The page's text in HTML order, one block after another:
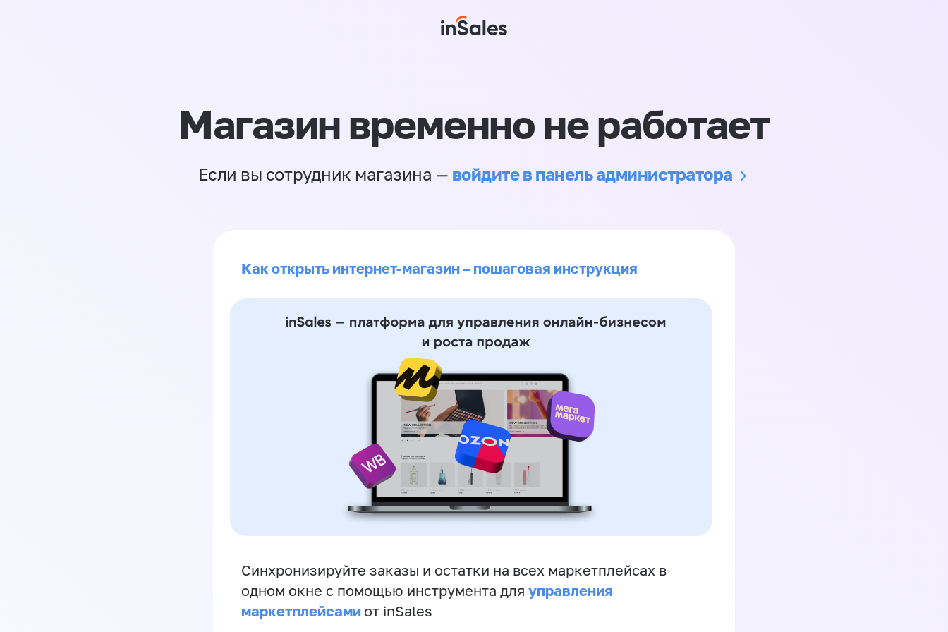
Магазин временно не работает
Если вы сотрудник магазина — войдите в панель администратора
Как открыть интернет-магазин – пошаговая инструкция
Синхронизируйте заказы и остатки на всех маркетплейсах в
одном окне с помощью инструмента для управления
маркетплейсами от inSales